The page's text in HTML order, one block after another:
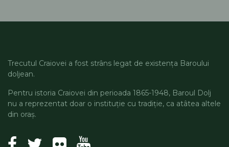
Trecutul Craiovei a fost strâns legat de existența Baroului
doljean.
Pentru istoria Craiovei din perioada 1865-1948, Baroul Dolj
nu a reprezentat doar o instituție cu tradiție, ca atâtea altele
din oraș.